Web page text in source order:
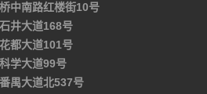
中南路红楼街10号
井大道168号
都大道101号
学大道99号
禺大道北537号